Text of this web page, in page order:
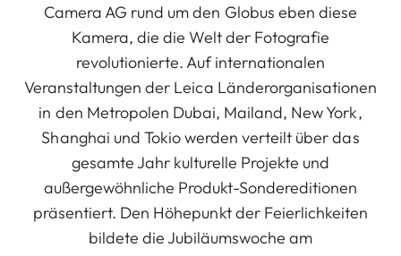
Camera AG rund um den Globus eben diese
Kamera, die die Welt der Fotografie
revolutionierte. Auf internationalen
Veranstaltungen der Leica Länderorganisationen
in den Metropolen Dubai, Mailand, New York,
Shanghai und Tokio werden verteilt über das
gesamte Jahr kulturelle Projekte und
außergewöhnliche Produkt-Sondereditionen
präsentiert. Den Höhepunkt der Feierlichkeiten
bildete die Jubiläumswoche am